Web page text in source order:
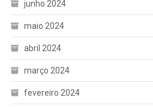
junho 2024
maio 2024
abril 2024
março 2024
fevereiro 2024